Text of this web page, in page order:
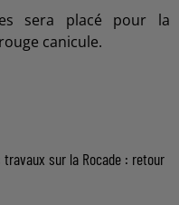
sera placé pour la
canicule.
travaux sur la Rocade : retour